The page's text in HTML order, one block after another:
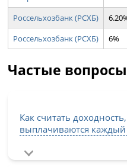
Россельхозбанк (РСХБ)
Россельхозбанк (РСХБ)
6%
Частые
Как считать
выплачиваются каждый